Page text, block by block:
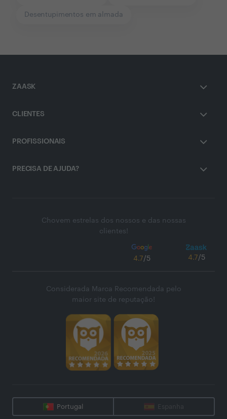
Desentupimentos em almada
ZAASK
CLIENTES
PROFISSIONAIS
PRECISA DE AJUDA?
Chovem estrelas dos nossos e das nossas
clientes!
4.7/5 4.7/5
Considerada Marca Recomendada pelo
maior site de reputação!
Portugal Espanha